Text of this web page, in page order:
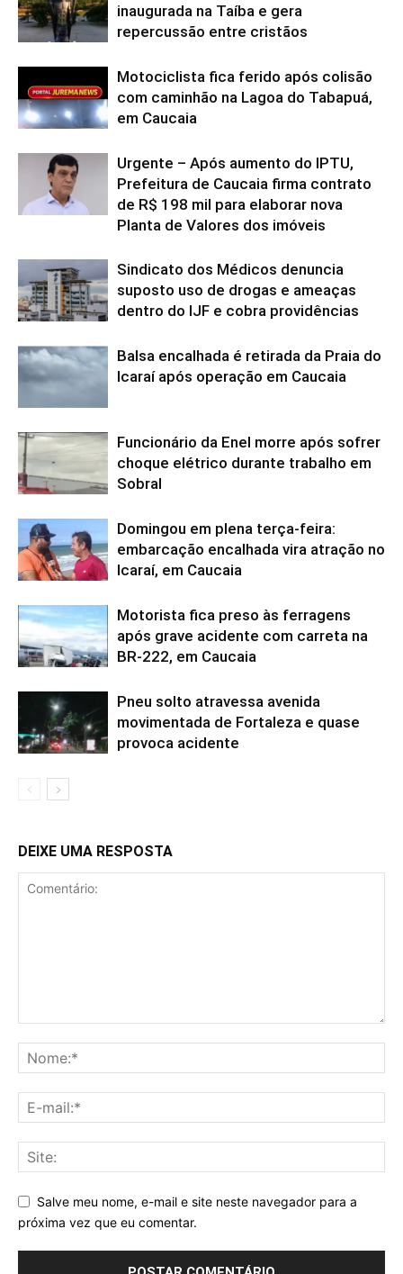
inaugurada na Taíba e gera
repercussão entre cristãos
Motociclista fica ferido após colisão
com caminhão na Lagoa do Tabapuá,
em Caucaia
Urgente – Após aumento do IPTU,
Prefeitura de Caucaia firma contrato
de R$ 198 mil para elaborar nova
Planta de Valores dos imóveis
Sindicato dos Médicos denuncia
suposto uso de drogas e ameaças
dentro do IJF e cobra providências
Balsa encalhada é retirada da Praia do
Icaraí após operação em Caucaia
Funcionário da Enel morre após sofrer
choque elétrico durante trabalho em
Sobral
Domingou em plena terça-feira:
embarcação encalhada vira atração no
Icaraí, em Caucaia
Motorista fica preso às ferragens
após grave acidente com carreta na
BR-222, em Caucaia
Pneu solto atravessa avenida
movimentada de Fortaleza e quase
provoca acidente
DEIXE UMA RESPOSTA
Salve meu nome, e-mail e site neste navegador para a
próxima vez que eu comentar.